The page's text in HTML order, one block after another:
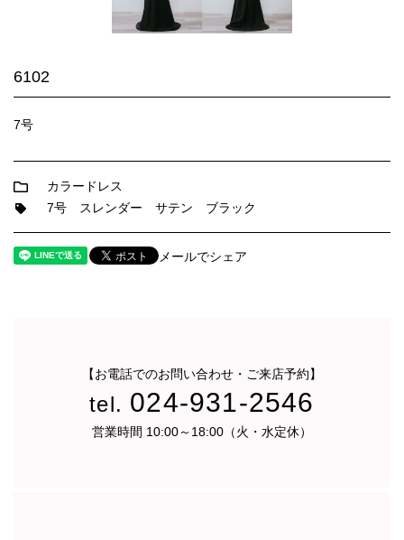
6102
7号
カラードレス
7号
スレンダー サテン ブラック
メールでシェア
【お電話でのお問い合わせ・ご来店予約】
tel. 024-931-2546
営業時間 10:00～18:00（火・水定休）